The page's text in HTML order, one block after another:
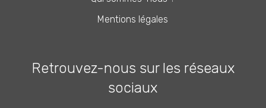
Mentions légales
Retrouvez-nous sur les réseaux
sociaux